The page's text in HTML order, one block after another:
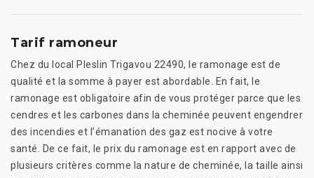
Tarif ramoneur
Chez du local Pleslin Trigavou 22490, le ramonage est de
qualité et la somme à payer est abordable. En fait, le
ramonage est obligatoire afin de vous protéger parce que les
cendres et les carbones dans la cheminée peuvent engendrer
des incendies et l’émanation des gaz est nocive à votre
santé. De ce fait, le prix du ramonage est en rapport avec de
plusieurs critères comme la nature de cheminée, la taille ainsi